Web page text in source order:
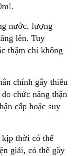
nước, lượng
lên. Tuy
thậm chí không
chính gây thiểu
chức năng thận
cấp hoặc suy
thời có thể
giải, có thể gây